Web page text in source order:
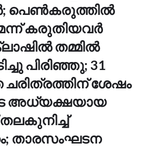
പെണ്‍കരുത്തില്‍
കരുതിയവര്‍
തമ്മില്‍
പിരിഞ്ഞു; 31
ശേഷം
അധ്യക്ഷയായ
താരസംഘടന